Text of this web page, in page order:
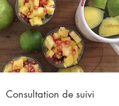
Consultation de suivi